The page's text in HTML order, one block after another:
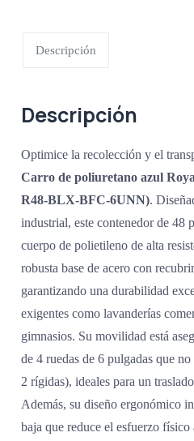
Descripción
Descripción
Optimice la recolección y el
Carro de poliuretano azul
R48-BLX-BFC-6UNN).
industrial, este contenedor de 48
cuerpo de polietileno de alta
robusta base de acero con
garantizando una durabilidad
exigentes como lavanderías
gimnasios. Su movilidad está
de 4 ruedas de 6 pulgadas que
2 rígidas), ideales para un
Además, su diseño ergonómico
baja que reduce el esfuerzo